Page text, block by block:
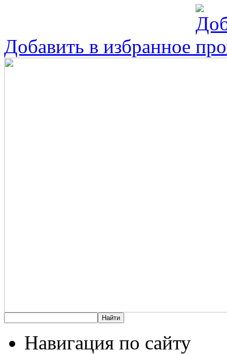
Добавить в избранное
Навигация по сайту